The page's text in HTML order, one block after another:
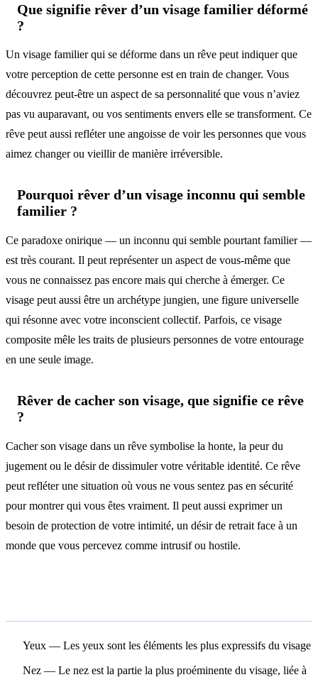
Que signifie rêver d’un visage familier déformé
?
Un visage familier qui se déforme dans un rêve peut indiquer que
votre perception de cette personne est en train de changer. Vous
découvrez peut-être un aspect de sa personnalité que vous n’aviez
pas vu auparavant, ou vos sentiments envers elle se transforment. Ce
rêve peut aussi refléter une angoisse de voir les personnes que vous
aimez changer ou vieillir de manière irréversible.
Pourquoi rêver d’un visage inconnu qui semble
familier ?
Ce paradoxe onirique — un inconnu qui semble pourtant familier —
est très courant. Il peut représenter un aspect de vous-même que
vous ne connaissez pas encore mais qui cherche à émerger. Ce
visage peut aussi être un archétype jungien, une figure universelle
qui résonne avec votre inconscient collectif. Parfois, ce visage
composite mêle les traits de plusieurs personnes de votre entourage
en une seule image.
Rêver de cacher son visage, que signifie ce rêve
?
Cacher son visage dans un rêve symbolise la honte, la peur du
jugement ou le désir de dissimuler votre véritable identité. Ce rêve
peut refléter une situation où vous ne vous sentez pas en sécurité
pour montrer qui vous êtes vraiment. Il peut aussi exprimer un
besoin de protection de votre intimité, un désir de retrait face à un
monde que vous percevez comme intrusif ou hostile.
Yeux — Les yeux sont les éléments les plus expressifs du visage
Nez — Le nez est la partie la plus proéminente du visage, liée à